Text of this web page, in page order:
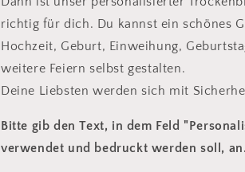
richtig für dich. Du kannst ein schönes
Hochzeit, Geburt, Einweihung,
weitere Feiern selbst gestalten.
Deine Liebsten werden sich mit
Bitte gib den Text, in dem Feld
verwendet und bedruckt werden soll, an.